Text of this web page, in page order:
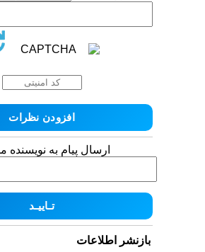
ارسال پیام به نویسنده
بازنشر اطلاعات